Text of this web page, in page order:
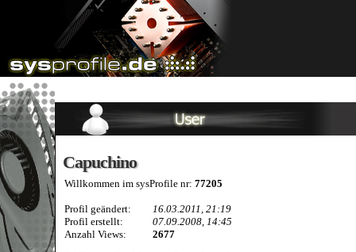
Capuchino
Capuchino
Willkommen im sysProfile nr: 77205
Profil geändert:
16.03.2011, 21:19
Profil erstellt:
07.09.2008, 14:45
Anzahl Views:
2677